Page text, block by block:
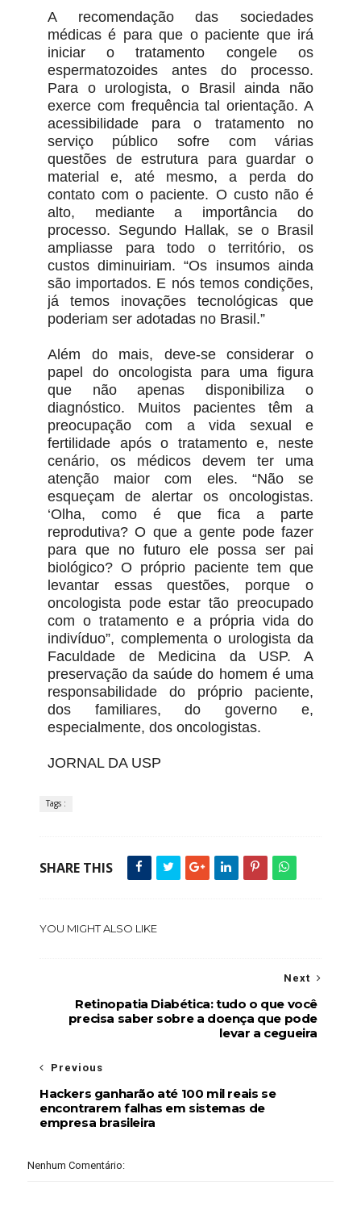
A recomendação das sociedades
médicas é para que o paciente que irá
iniciar o tratamento congele os
espermatozoides antes do processo.
Para o urologista, o Brasil ainda não
exerce com frequência tal orientação. A
acessibilidade para o tratamento no
serviço público sofre com várias
questões de estrutura para guardar o
material e, até mesmo, a perda do
contato com o paciente. O custo não é
alto, mediante a importância do
processo. Segundo Hallak, se o Brasil
ampliasse para todo o território, os
custos diminuiriam. “Os insumos ainda
são importados. E nós temos condições,
já temos inovações tecnológicas que
poderiam ser adotadas no Brasil.”
Além do mais, deve-se considerar o
papel do oncologista para uma figura
que não apenas disponibiliza o
diagnóstico. Muitos pacientes têm a
preocupação com a vida sexual e
fertilidade após o tratamento e, neste
cenário, os médicos devem ter uma
atenção maior com eles. “Não se
esqueçam de alertar os oncologistas.
‘Olha, como é que fica a parte
reprodutiva? O que a gente pode fazer
para que no futuro ele possa ser pai
biológico? O próprio paciente tem que
levantar essas questões, porque o
oncologista pode estar tão preocupado
com o tratamento e a própria vida do
indivíduo”, complementa o urologista da
Faculdade de Medicina da USP. A
preservação da saúde do homem é uma
responsabilidade do próprio paciente,
dos familiares, do governo e,
especialmente, dos oncologistas.
JORNAL DA USP
Tags :
SHARE THIS
YOU MIGHT ALSO LIKE
Next
Retinopatia Diabética: tudo o que você
precisa saber sobre a doença que pode
levar a cegueira
Previous
Hackers ganharão até 100 mil reais se
encontrarem falhas em sistemas de
empresa brasileira
Nenhum Comentário: